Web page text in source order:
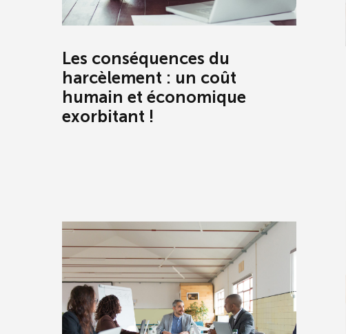
Les conséquences du
harcèlement : un coût
humain et économique
exorbitant !